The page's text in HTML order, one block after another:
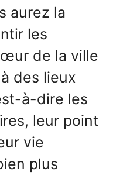
aurez la
les
de la ville
des lieux
à-dire les
leur point
vie
plus